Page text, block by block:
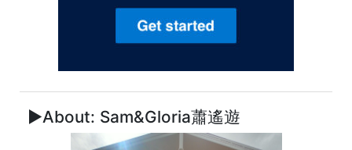
►About: Sam&Gloria蕭遙遊